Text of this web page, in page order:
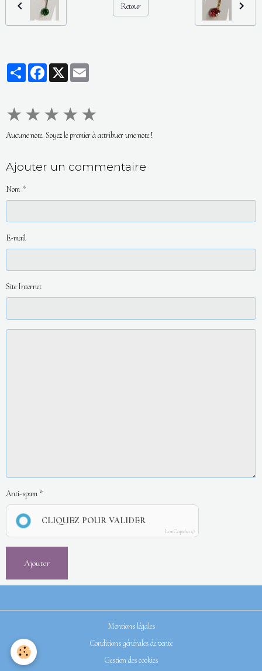
Retour
PartagerFacebookX
★ ★ ★ ★ ★
Aucune note. Soyez le premier à attribuer une note !
Ajouter un commentaire
Nom
E-mail
Site Internet
Anti-spam
CLIQUEZ POUR VALIDER
IconCaptcha ©
Ajouter
Mentions légales
Conditions générales de vente
Gestion des cookies